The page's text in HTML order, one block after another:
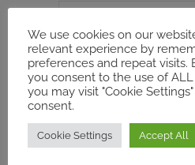
DATE
Fév 03 2025
Expired!
HEURE
9h00 - 11h00
We use cookies on our
relevant experience by
preferences and repeat visits.
you consent to the use of
you may visit "Cookie
consent.
Cookie Settings Accept All